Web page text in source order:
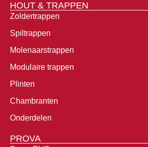
HOUT & TRAPPEN
Zoldertrappen
Spiltrappen
Molenaarstrappen
Modulaire trappen
Plinten
Chambranten
Onderdelen
PROVA